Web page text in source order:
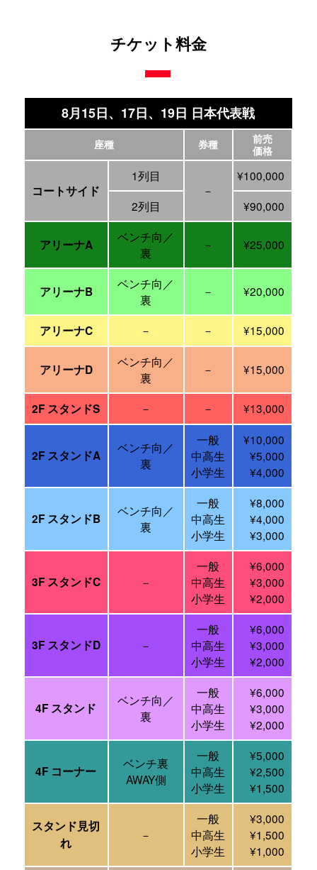
チケット料金
8月15日、17日、19日 日本代表戦
座種 券種
前売
価格
コートサイド
1列目
－
¥100,000
2列目
¥90,000
アリーナA
ベンチ向／
裏
－ ¥25,000
アリーナB
ベンチ向／
裏
－ ¥20,000
アリーナC － － ¥15,000
アリーナD
ベンチ向／
裏
－ ¥15,000
2F スタンドS － － ¥13,000
2F スタンドA
ベンチ向／
裏
一般
中高生
小学生
¥10,000
¥5,000
¥4,000
2F スタンドB
ベンチ向／
裏
一般
中高生
小学生
¥8,000
¥4,000
¥3,000
3F スタンドC －
一般
中高生
小学生
¥6,000
¥3,000
¥2,000
3F スタンドD －
一般
中高生
小学生
¥6,000
¥3,000
¥2,000
4F スタンド
ベンチ向／
裏
一般
中高生
小学生
¥6,000
¥3,000
¥2,000
4F コーナー
ベンチ裏
AWAY側
一般
中高生
小学生
¥5,000
¥2,500
¥1,500
スタンド見切
れ
－
一般
中高生
小学生
¥3,000
¥1,500
¥1,000